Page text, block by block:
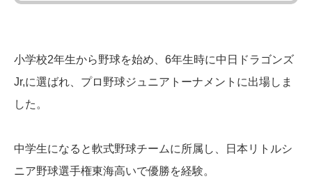
小学校2年生から野球を始め、6年生時に中日ドラゴンズ
Jr,に選ばれ、プロ野球ジュニアトーナメントに出場しま
した。
中学生になると軟式野球チームに所属し、日本リトルシ
ニア野球選手権東海高いで優勝を経験。